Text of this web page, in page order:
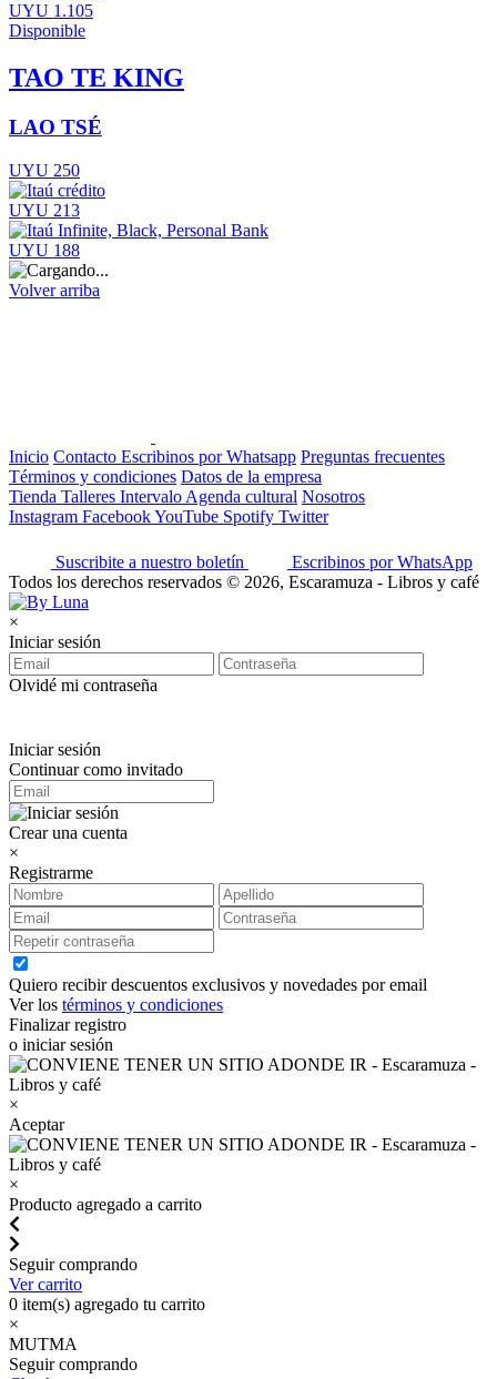
UYU 1.105
Disponible
TAO TE KING
LAO TSÉ
UYU 250
UYU 213
UYU 188
Volver arriba
Inicio Contacto Escribinos por Whatsapp Preguntas frecuentes
Términos y condiciones Datos de la empresa
Tienda Talleres Intervalo Agenda cultural Nosotros
Instagram FacebookYouTube Spotify Twitter
Suscribite a nuestro boletín
Escribinos por WhatsApp
Todos los derechos reservados © 2026, Escaramuza - Libros y café
×
Iniciar sesión
Olvidé mi contraseña
Iniciar sesión
Continuar como invitado
Crear una cuenta
×
Registrarme
Quiero recibir descuentos exclusivos y novedades por email
Ver los términos y condiciones
Finalizar registro
o iniciar sesión
×
Aceptar
×
Producto agregado a carrito
Seguir comprando
Ver carrito
0 item(s) agregado tu carrito
×
MUTMA
Seguir comprando